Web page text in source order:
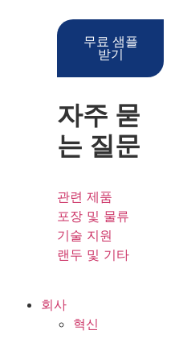
무료 샘플
받기
자주 묻
는 질문
관련 제품
포장 및 물류
기술 지원
랜두 및 기타
회사
혁신